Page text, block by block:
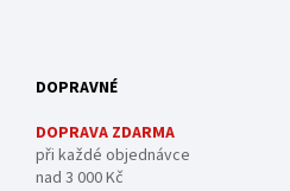
DOPRAVNÉ
DOPRAVA ZDARMA
při každé objednávce
nad 3 000 Kč